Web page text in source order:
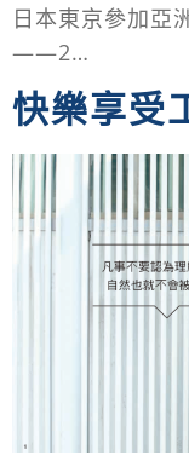
日本東京參加亞
——2…
快樂享受